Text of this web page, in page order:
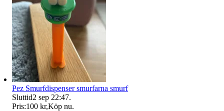
Pez Smurfdispenser smurfarna smurf
Sluttid2 sep 22:47.
Pris:100 kr,Köp nu.